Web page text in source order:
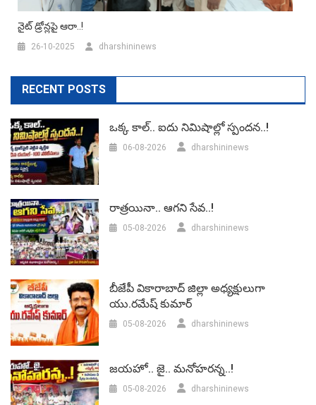
నైట్ డ్రోన్లపై ఆరా..!
26-10-2025 dharshininews
RECENT POSTS
ఒక్క కాల్.. ఐదు నిమిషాల్లో స్పందన..!
06-08-2026 dharshininews
రాత్రయినా.. ఆగని సేవ..!
05-08-2026 dharshininews
బీజేపీ వికారాబాద్‌ జిల్లా అధ్యక్షులుగా
యు.రమేష్‌ కుమార్
05-08-2026 dharshininews
జయహో.. జై.. మనోహరన్న..!
05-08-2026 dharshininews